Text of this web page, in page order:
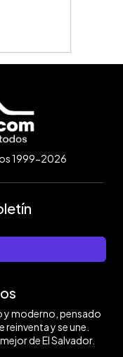
1999-2026
moderno, pensado
reinventa y se une.
de El Salvador.